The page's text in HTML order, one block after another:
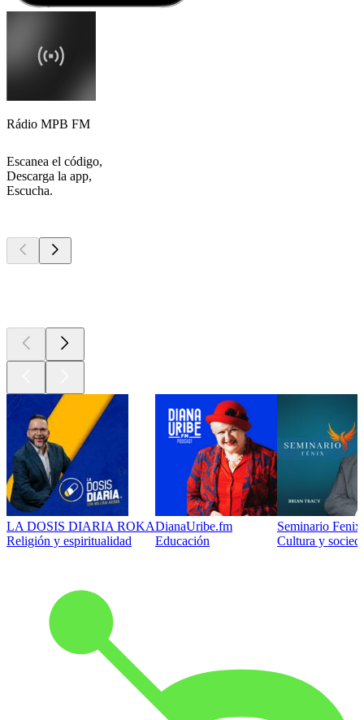
Rádio MPB FM
Escanea el código,
Descarga la app,
Escucha.
LA DOSIS DIARIA ROKA
Religión y espiritualidad
DianaUribe.fm
Educación
Seminario
Cultura y